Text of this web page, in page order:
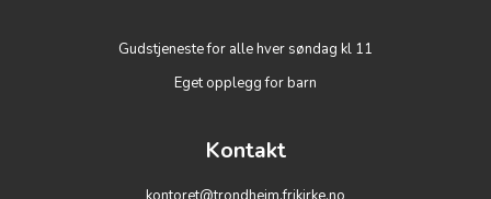
Gudstjeneste for alle hver søndag kl 11
Eget opplegg for barn
Kontakt